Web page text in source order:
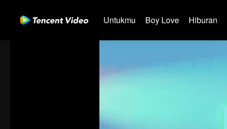
Untukmu Boy Love Hiburan